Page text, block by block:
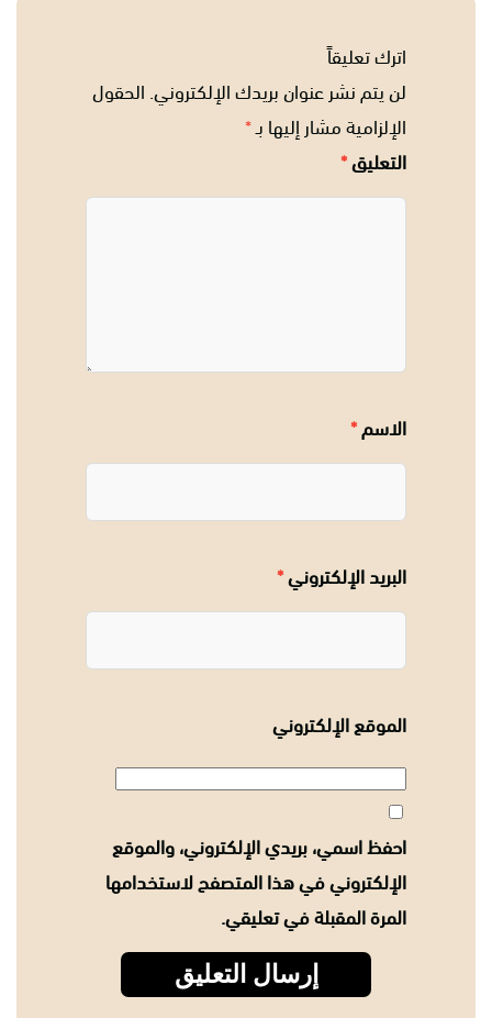
اترك تعليقاً
لن يتم نشر عنوان بريدك الإلكتروني. الحقول
الإلزامية مشار إليها بـ*
التعليق*
الاسم*
البريد الإلكتروني*
الموقع الإلكتروني
احفظ اسمي، بريدي الإلكتروني، والموقع
الإلكتروني في هذا المتصفح لاستخدامها
المرة المقبلة في تعليقي.